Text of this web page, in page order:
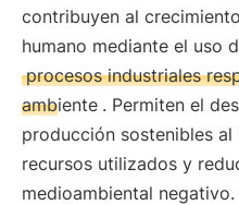
contribuyen al
humano mediante el uso
procesos industriales
ambiente . Permiten el
producción sostenibles
recursos utilizados y
medioambiental